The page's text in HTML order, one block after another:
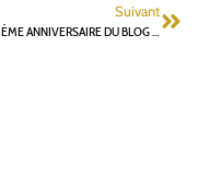
Suivant
TROISIÈME ANNIVERSAIRE DU BLOG « ATELIERS FONTENAISIENS »